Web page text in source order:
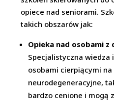
opiece nad seniorami.
takich obszarów jak:
Opieka nad osobami z
Specjalistyczna wiedza
osobami cierpiącymi
neurodegeneracyjne,
bardzo cenione i mogą